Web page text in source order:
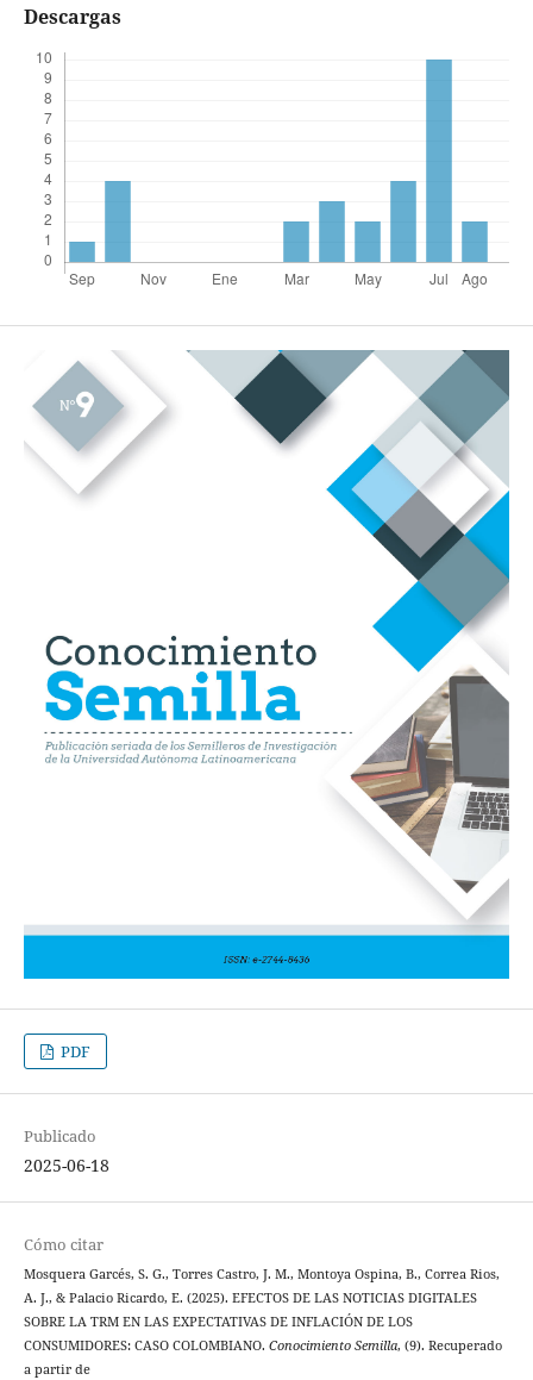
Descargas
PDF
Publicado
2025-06-18
Cómo citar
Mosquera Garcés, S. G., Torres Castro, J. M., Montoya Ospina, B., Correa Rios,
A. J., & Palacio Ricardo, E. (2025). EFECTOS DE LAS NOTICIAS DIGITALES
SOBRE LA TRM EN LAS EXPECTATIVAS DE INFLACIÓN DE LOS
CONSUMIDORES: CASO COLOMBIANO. Conocimiento Semilla, (9). Recuperado
a partir de